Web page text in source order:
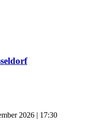
2026 | 17:30